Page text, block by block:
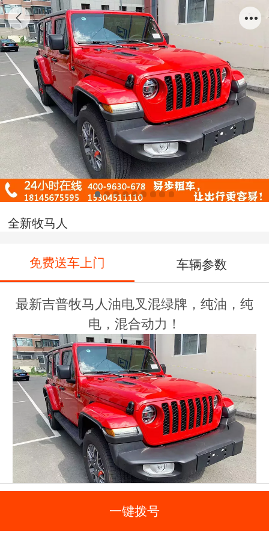
全新牧马人
免费送车上门 车辆参数
最新吉普牧马人油电叉混绿牌，纯油，纯
电，混合动力！
一键拨号